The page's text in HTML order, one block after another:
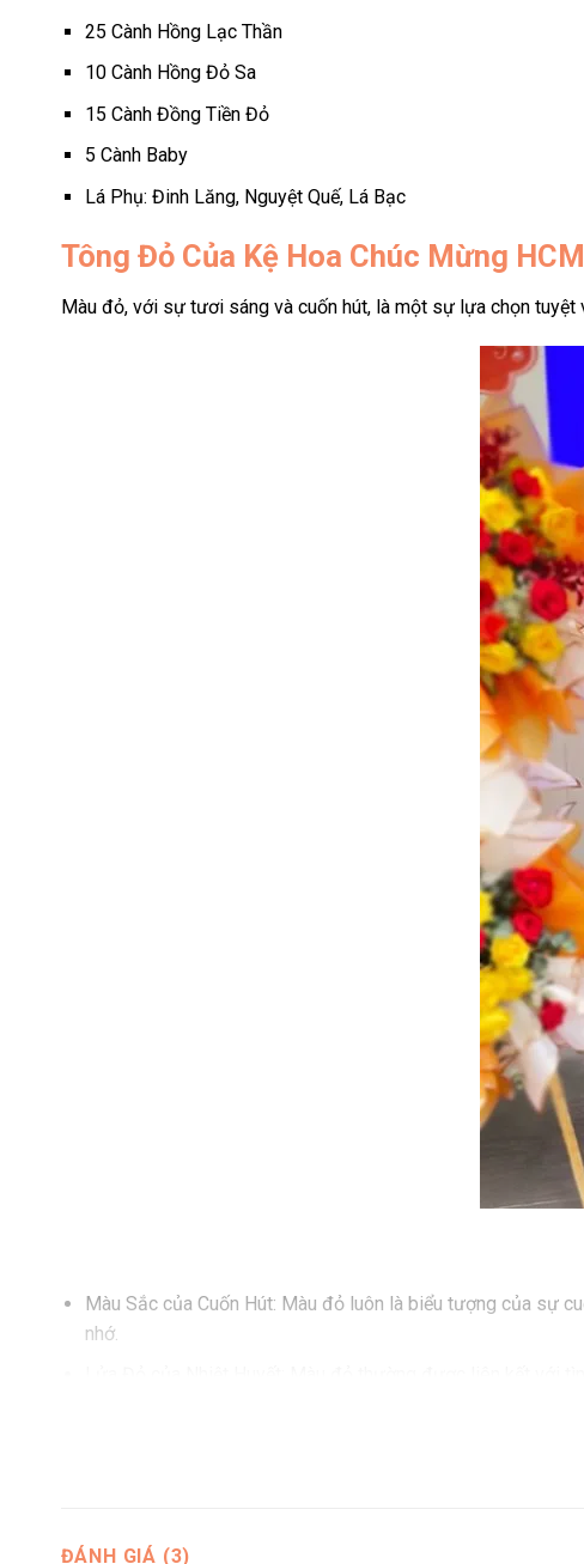
25 Cành Hồng Lạc Thần
10 Cành Hồng Đỏ Sa
15 Cành Đồng Tiền Đỏ
5 Cành Baby
Lá Phụ: Đinh Lăng, Nguyệt Quế, Lá Bạc
Tông Đỏ Của Kệ Hoa Chúc Mừng
Màu đỏ, với sự tươi sáng và cuốn hút, là một sự lựa chọn
Màu Sắc của Cuốn Hút: Màu đỏ luôn là biểu tượng của sự
nhớ.
Biểu Tượng của Sự May Mắn: Trong nhiều văn hóa, màu
ĐÁNH GIÁ (3)